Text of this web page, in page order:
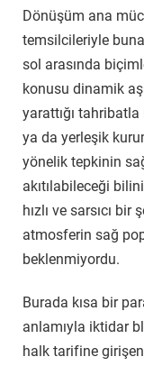
Dönüşüm ana
temsilcileriyle
sol arasında
konusu dinamik
yarattığı
ya da yerleşik
yönelik tepkinin
akıtılabileceği
hızlı ve sarsıcı
atmosferin sağ
beklenmiyordu.
Burada kısa bir
anlamıyla iktidar
halk tarifine girişen